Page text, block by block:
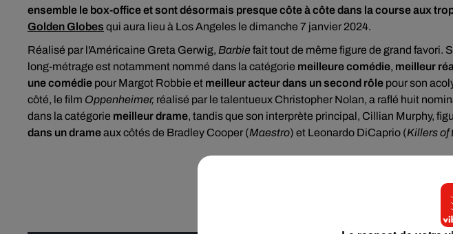
ensemble le box-office et sont désormais presque côte à côte dans la course aux
Golden Globes qui aura lieu à Los Angeles le dimanche 7 janvier 2024.
Réalisé par l'Américaine Greta Gerwig, Barbiefait tout de même figure de grand favori.
long-métrage est notamment nommé dans la catégorie meilleure comédie, meilleur
une comédie pour Margot Robbie et meilleur acteur dans un second rôle pour son
côté, le film Oppenheimer, réalisé par le talentueux Christopher Nolan, a raflé huit
dans la catégorie meilleur drame, tandis que son interprète principal, Cillian Murphy,
dans un drameaux côtés de Bradley Cooper (Maestro) et Leonardo DiCaprio (Killers of